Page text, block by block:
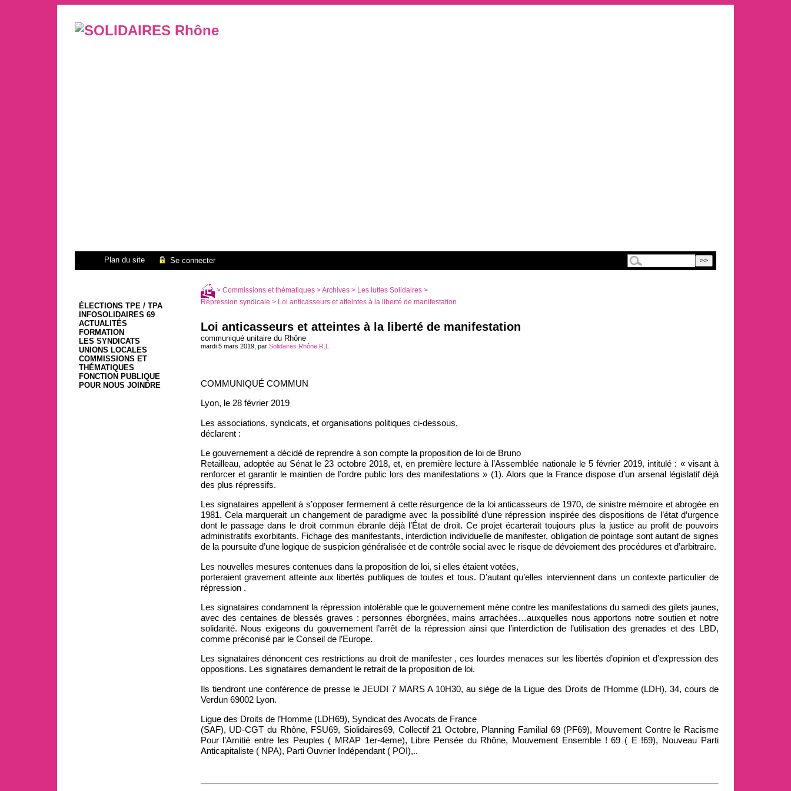
Plan du site Se connecter
ÉLECTIONS TPE / TPA
INFOSOLIDAIRES 69
ACTUALITÉS
FORMATION
LES SYNDICATS
UNIONS LOCALES
COMMISSIONS ET
THÉMATIQUES
FONCTION PUBLIQUE
POUR NOUS JOINDRE
> Commissions et thématiques>Archives> Les luttes Solidaires>
Répression syndicale > Loi anticasseurs et atteintes à la liberté de manifestation
Loi anticasseurs et atteintes à la liberté de manifestation
communiqué unitaire du Rhône
mardi 5 mars 2019, par Solidaires Rhône R.L.
COMMUNIQUÉ COMMUN
Lyon, le 28 février 2019
Les associations, syndicats, et organisations politiques ci-dessous,
déclarent :
Le gouvernement a décidé de reprendre à son compte la proposition de loi de Bruno
Retailleau, adoptée au Sénat le 23 octobre 2018, et, en première lecture à l’Assemblée nationale le 5 février 2019, intitulé : « visant à
renforcer et garantir le maintien de l’ordre public lors des manifestations » (1). Alors que la France dispose d’un arsenal législatif déjà
des plus répressifs.
Les signataires appellent à s’opposer fermement à cette résurgence de la loi anticasseurs de 1970, de sinistre mémoire et abrogée en
1981. Cela marquerait un changement de paradigme avec la possibilité d’une répression inspirée des dispositions de l’état d’urgence
dont le passage dans le droit commun ébranle déjà l’État de droit. Ce projet écarterait toujours plus la justice au profit de pouvoirs
administratifs exorbitants. Fichage des manifestants, interdiction individuelle de manifester, obligation de pointage sont autant de signes
de la poursuite d’une logique de suspicion généralisée et de contrôle social avec le risque de dévoiement des procédures et d’arbitraire.
Les nouvelles mesures contenues dans la proposition de loi, si elles étaient votées,
porteraient gravement atteinte aux libertés publiques de toutes et tous. D’autant qu’elles interviennent dans un contexte particulier de
répression .
Les signataires condamnent la répression intolérable que le gouvernement mène contre les manifestations du samedi des gilets jaunes,
avec des centaines de blessés graves : personnes éborgnées, mains arrachées…auxquelles nous apportons notre soutien et notre
solidarité. Nous exigeons du gouvernement l’arrêt de la répression ainsi que l’interdiction de l’utilisation des grenades et des LBD,
comme préconisé par le Conseil de l’Europe.
Les signataires dénoncent ces restrictions au droit de manifester , ces lourdes menaces sur les libertés d’opinion et d’expression des
oppositions. Les signataires demandent le retrait de la proposition de loi.
Ils tiendront une conférence de presse le JEUDI 7 MARS A 10H30, au siège de la Ligue des Droits de l’Homme (LDH), 34, cours de
Verdun 69002 Lyon.
Ligue des Droits de l’Homme (LDH69), Syndicat des Avocats de France
(SAF), UD-CGT du Rhône, FSU69, Siolidaires69, Collectif 21 Octobre, Planning Familial 69 (PF69), Mouvement Contre le Racisme
Pour l’Amitié entre les Peuples ( MRAP 1er-4eme), Libre Pensée du Rhône, Mouvement Ensemble ! 69 ( E !69), Nouveau Parti
Anticapitaliste ( NPA), Parti Ouvrier Indépendant ( POI),..